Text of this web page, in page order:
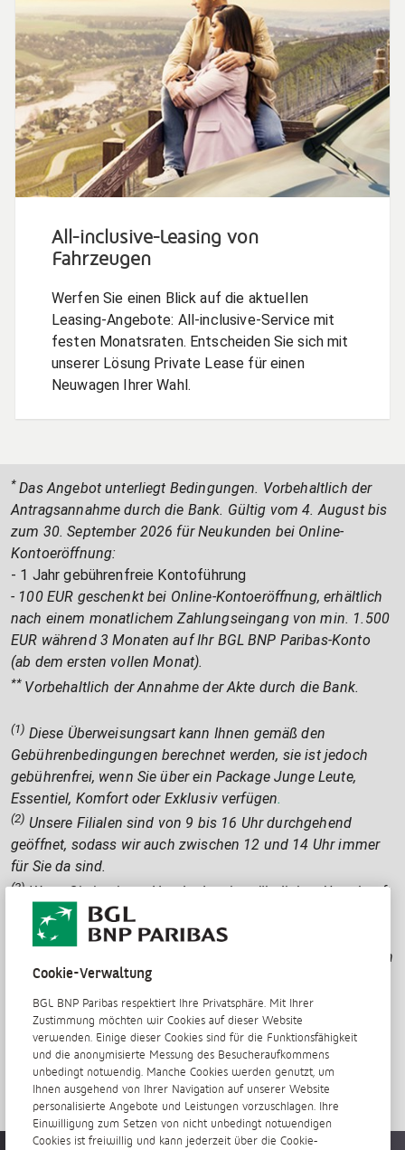
All-inclusive-Leasing von
Fahrzeugen
Werfen Sie einen Blick auf die aktuellen
Leasing-Angebote: All-inclusive-Service mit
festen Monatsraten. Entscheiden Sie sich mit
unserer Lösung Private Lease für einen
Neuwagen Ihrer Wahl.
* Das Angebot unterliegt Bedingungen. Vorbehaltlich der
Antragsannahme durch die Bank. Gültig vom 4. August bis
zum 30. September 2026 für Neukunden bei Online-
Kontoeröffnung:
- 1 Jahr gebührenfreie Kontoführung
- 100 EUR geschenkt bei Online-Kontoeröffnung, erhältlich
nach einem monatlichem Zahlungseingang von min. 1.500
EUR während 3 Monaten auf Ihr BGL BNP Paribas-Konto
(ab dem ersten vollen Monat).
** Vorbehaltlich der Annahme der Akte durch die Bank.
(1) Diese Überweisungsart kann Ihnen gemäß den
Gebührenbedingungen berechnet werden, sie ist jedoch
gebührenfrei, wenn Sie über ein Package Junge Leute,
Essentiel, Komfort oder Exklusiv verfügen.
(2) Unsere Filialen sind von 9 bis 16 Uhr durchgehend
geöffnet, sodass wir auch zwischen 12 und 14 Uhr immer
für Sie da sind.
(3)Wenn Sie in einem Hotel oder einer ähnlichen Unterkunft
wohnen, benötigen wir (unter anderem) die folgenden
zusätzlichen Dokumente:
Ihre Aufenthaltsgenehmigung oder eine mit der „déclaration
d’arrivée d’un ressortissant de pays tiers pour un séjour de
plus de 3 mois“ (Ankunftserklärung eines
Drittstaatsangehörigen für einen Aufenthalt von über drei
Monaten) vergleichbare Bescheinigung; eine Rechnung des
Hotels, in dem Sie wohnen; eine
Unterkunftsbescheinigung; den Personalausweis des
Anbieters der Unterkunft.
Cookie-Verwaltung
BGL BNP Paribas respektiert Ihre Privatsphäre. Mit Ihrer
Zustimmung möchten wir Cookies auf dieser Website
verwenden. Einige dieser Cookies sind für die Funktionsfähigkeit
und die anonymisierte Messung des Besucheraufkommens
unbedingt notwendig. Manche Cookies werden genutzt, um
Ihnen ausgehend von Ihrer Navigation auf unserer Website
personalisierte Angebote und Leistungen vorzuschlagen. Ihre
Einwilligung zum Setzen von nicht unbedingt notwendigen
Cookies ist freiwillig und kann jederzeit über die Cookie-